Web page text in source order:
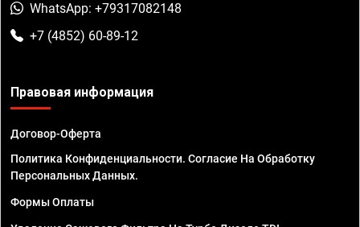
WhatsApp: +79317082148
+7 (4852) 60-89-12
Правовая информация
Договор-Оферта
Политика Конфиденциальности. Согласие На Обработку
Персональных Данных.
Формы Оплаты